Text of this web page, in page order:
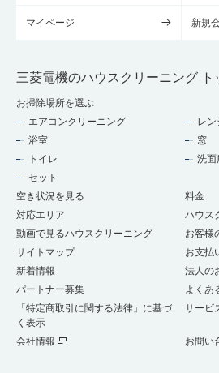
マイページ 新規
三菱電機のハウスクリーニング ト
お掃除場所を選ぶ
エアコンクリーニング
レ
浴室
窓
トイレ
洗面
セット
空き状況を見る
料金
対応エリア
ハウス
動画で見るハウスクリーニング
お客様
サイトマップ
お支払
新着情報
法人の
パートナー募集
よくあ
「特定商取引に関する法律」に基づ
く表示
サービ
会社情報 お問い